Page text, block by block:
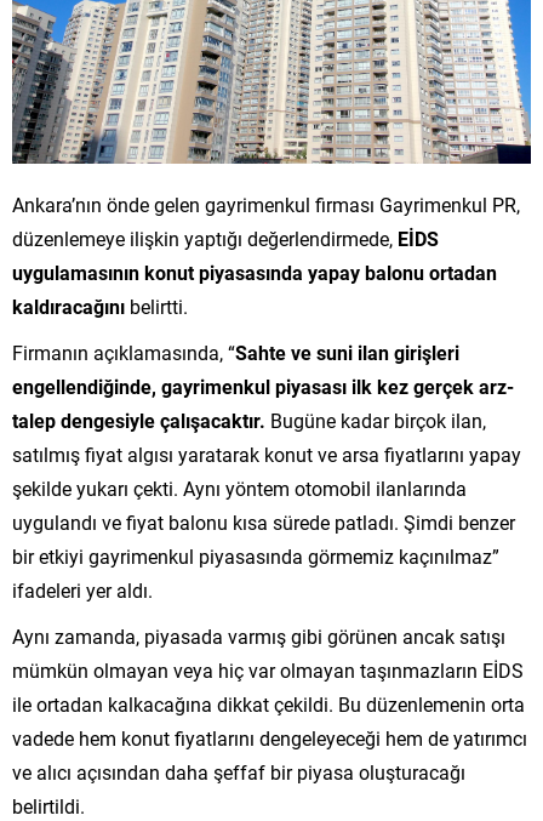
Ankara’nın önde gelen gayrimenkul firması Gayrimenkul PR,
düzenlemeye ilişkin yaptığı değerlendirmede, EİDS
uygulamasının konut piyasasında yapay balonu ortadan
kaldıracağını belirtti.
Firmanın açıklamasında, “Sahte ve suni ilan girişleri
engellendiğinde, gayrimenkul piyasası ilk kez gerçek arz-
talep dengesiyle çalışacaktır. Bugüne kadar birçok ilan,
satılmış fiyat algısı yaratarak konut ve arsa fiyatlarını yapay
şekilde yukarı çekti. Aynı yöntem otomobil ilanlarında
uygulandı ve fiyat balonu kısa sürede patladı. Şimdi benzer
bir etkiyi gayrimenkul piyasasında görmemiz kaçınılmaz”
ifadeleri yer aldı.
Aynı zamanda, piyasada varmış gibi görünen ancak satışı
mümkün olmayan veya hiç var olmayan taşınmazların EİDS
ile ortadan kalkacağına dikkat çekildi. Bu düzenlemenin orta
vadede hem konut fiyatlarını dengeleyeceği hem de yatırımcı
ve alıcı açısından daha şeffaf bir piyasa oluşturacağı
belirtildi.